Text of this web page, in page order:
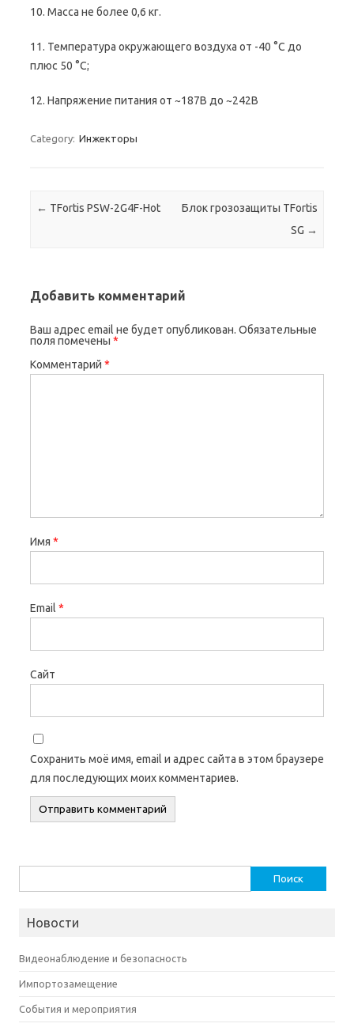
10. Масса не более 0,6 кг.
11. Температура окружающего воздуха от -40 °С до
плюс 50 °С;
12. Напряжение питания от ~187В до ~242В
Category: Инжекторы
Post navigation
← TFortis PSW-2G4F-Hot
Блок грозозащиты TFortis
SG →
Добавить комментарий
Ваш адрес email не будет опубликован. Обязательные
поля помечены *
Комментарий *
Имя *
Email *
Сайт
Сохранить моё имя, email и адрес сайта в этом браузере
для последующих моих комментариев.
Новости
Видеонаблюдение и безопасность
Импортозамещение
События и мероприятия